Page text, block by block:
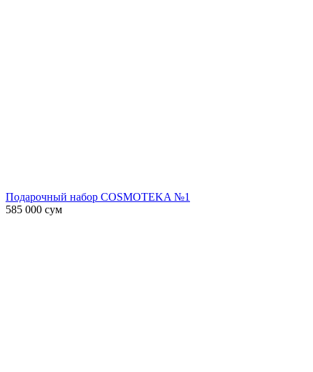
Подарочный набор COSMOTEKA №1
585 000 сум